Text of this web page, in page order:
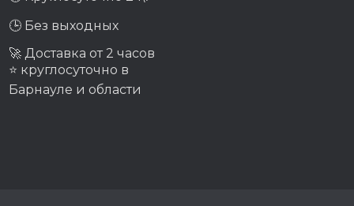
🕒 Без выходных
🚀 Доставка от 2 часов
⭐ круглосуточно в
Барнауле и области